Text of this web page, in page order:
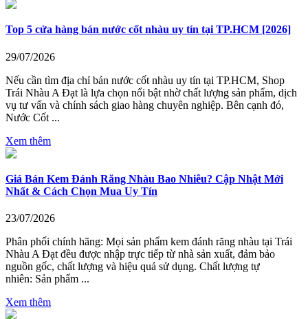
Top 5 cửa hàng bán nước cốt nhàu uy tín tại TP.HCM [2026]
29/07/2026
Nếu cần tìm địa chỉ bán nước cốt nhàu uy tín tại TP.HCM, Shop
Trái Nhàu A Đạt là lựa chọn nổi bật nhờ chất lượng sản phẩm, dịch
vụ tư vấn và chính sách giao hàng chuyên nghiệp. Bên cạnh đó,
Nước Cốt ...
Xem thêm
Giá Bán Kem Đánh Răng Nhàu Bao Nhiêu? Cập Nhật Mới
Nhất & Cách Chọn Mua Uy Tín
23/07/2026
Phân phối chính hãng: Mọi sản phẩm kem đánh răng nhàu tại Trái
Nhàu A Đạt đều được nhập trực tiếp từ nhà sản xuất, đảm bảo
nguồn gốc, chất lượng và hiệu quả sử dụng. Chất lượng tự
nhiên: Sản phẩm ...
Xem thêm